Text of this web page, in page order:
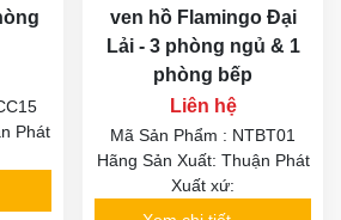
Phát
ven hồ Flamingo Đại
Lải - 3 phòng ngủ & 1
phòng bếp
Liên hệ
Mã Sản Phẩm : NTBT01
Hãng Sản Xuất: Thuận Phát
Xuất xứ: